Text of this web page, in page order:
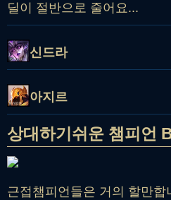
딜이 절반으로 줄어요...
신드라
아지르
상대하기쉬운 챔피언
근접챔피언들은 거의 할만